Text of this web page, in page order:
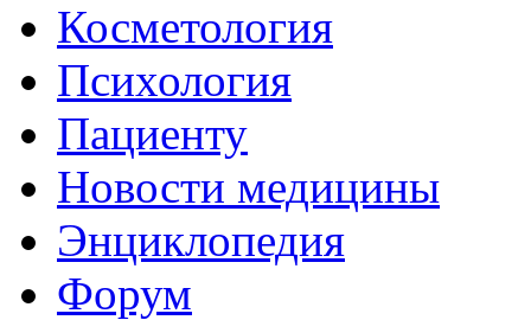
Косметология
Психология
Пациенту
Новости медицины
Энциклопедия
Форум